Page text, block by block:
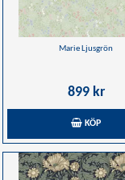
Marie Ljusgrön
899 kr
KÖP